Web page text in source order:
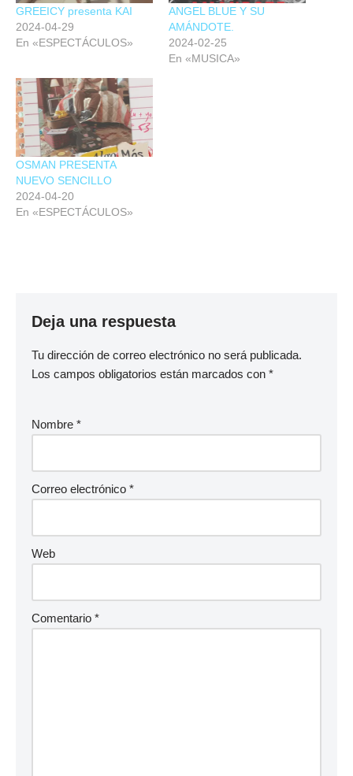
GREEICY presenta KAI
2024-04-29
En «ESPECTÁCULOS»
ANGEL BLUE Y SU
AMÁNDOTE.
2024-02-25
En «MUSICA»
OSMAN PRESENTA
NUEVO SENCILLO
2024-04-20
En «ESPECTÁCULOS»
Deja una respuesta
Tu dirección de correo electrónico no será publicada.
Los campos obligatorios están marcados con *
Nombre *
Correo electrónico *
Web
Comentario *